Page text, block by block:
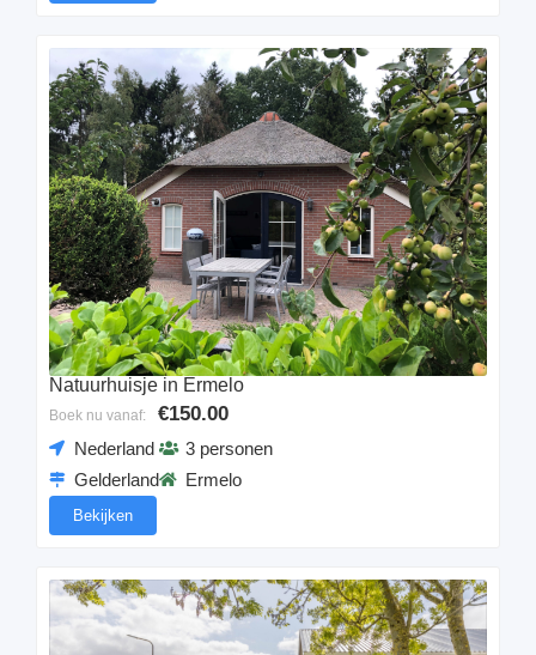
Natuurhuisje in Ermelo
Boek nu vanaf: €150.00
Nederland
Gelderland
3 personen
Ermelo
Bekijken